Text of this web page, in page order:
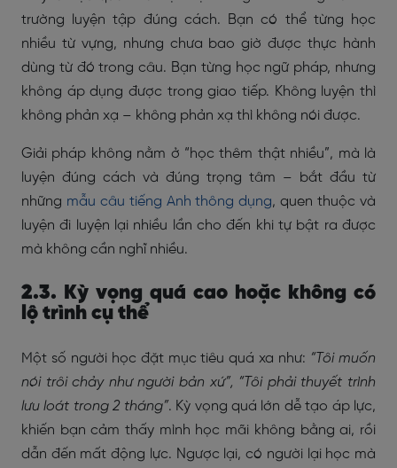
trường luyện tập đúng cách. Bạn có thể từng học
nhiều từ vựng, nhưng chưa bao giờ được thực hành
dùng từ đó trong câu. Bạn từng học ngữ pháp, nhưng
không áp dụng được trong giao tiếp. Không luyện thì
không phản xạ – không phản xạ thì không nói được.
Giải pháp không nằm ở “học thêm thật nhiều”, mà là
luyện đúng cách và đúng trọng tâm – bắt đầu từ
những mẫu câu tiếng Anh thông dụng, quen thuộc và
luyện đi luyện lại nhiều lần cho đến khi tự bật ra được
mà không cần nghĩ nhiều.
2.3. Kỳ vọng quá cao hoặc không có
lộ trình cụ thể
Một số người học đặt mục tiêu quá xa như: “Tôi muốn
nói trôi chảy như người bản xứ”, “Tôi phải thuyết trình
lưu loát trong 2 tháng”. Kỳ vọng quá lớn dễ tạo áp lực,
khiến bạn cảm thấy mình học mãi không bằng ai, rồi
dẫn đến mất động lực. Ngược lại, có người lại học mà